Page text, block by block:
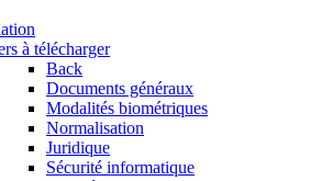
à télécharger
Back
Documents généraux
Modalités biométriques
Normalisation
Juridique
Sécurité informatique